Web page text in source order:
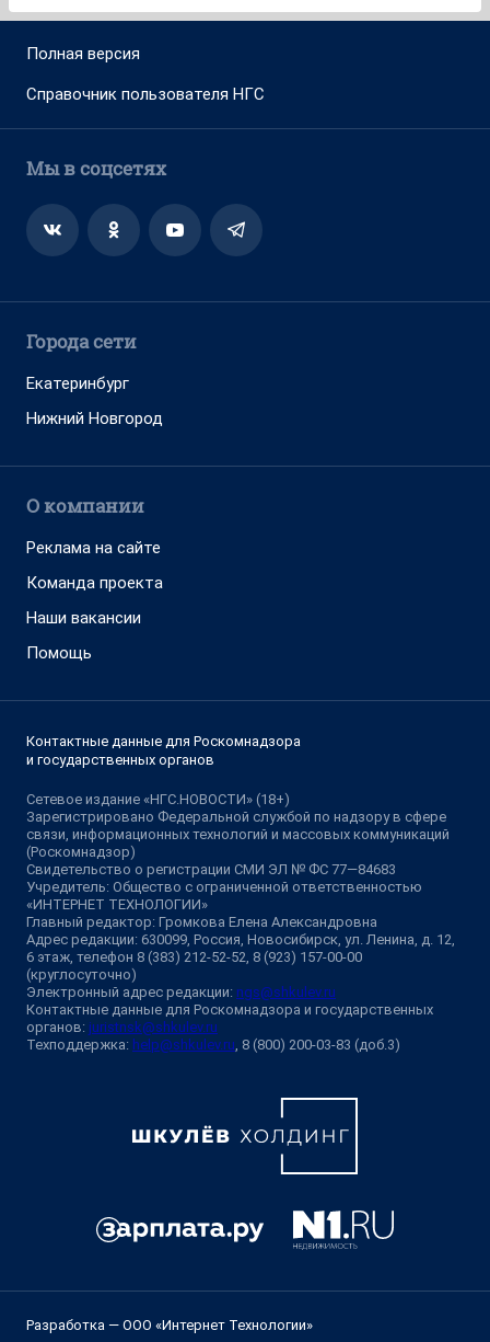
Полная версия
Справочник пользователя НГС
Мы в соцсетях
Города сети
Екатеринбург
Нижний Новгород
О компании
Реклама на сайте
Команда проекта
Наши вакансии
Помощь
Контактные данные для Роскомнадзора
и государственных органов
Сетевое издание «НГС.НОВОСТИ» (18+)
Зарегистрировано Федеральной службой по надзору в сфере
связи, информационных технологий и массовых коммуникаций
(Роскомнадзор)
Свидетельство о регистрации СМИ ЭЛ № ФС 77—84683
Учредитель: Общество с ограниченной ответственностью
«ИНТЕРНЕТ ТЕХНОЛОГИИ»
Главный редактор: Громкова Елена Александровна
Адрес редакции: 630099, Россия, Новосибирск, ул. Ленина, д. 12,
6 этаж, телефон 8 (383) 212-52-52, 8 (923) 157-00-00
(круглосуточно)
Электронный адрес редакции: ngs@shkulev.ru
Контактные данные для Роскомнадзора и государственных
органов: juristnsk@shkulev.ru
Техподдержка: help@shkulev.ru, 8 (800) 200-03-83 (доб.3)
Разработка — ООО «Интернет Технологии»